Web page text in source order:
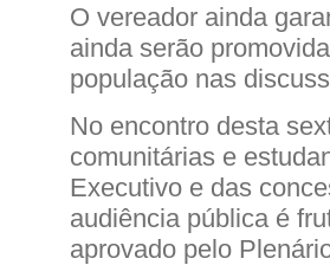
O vereador ainda
ainda serão
população nas
No encontro desta
comunitárias e
Executivo e das
audiência pública é
aprovado pelo